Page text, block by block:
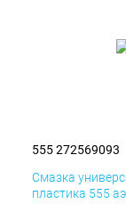
555 272569093
Смазка
пластика 555